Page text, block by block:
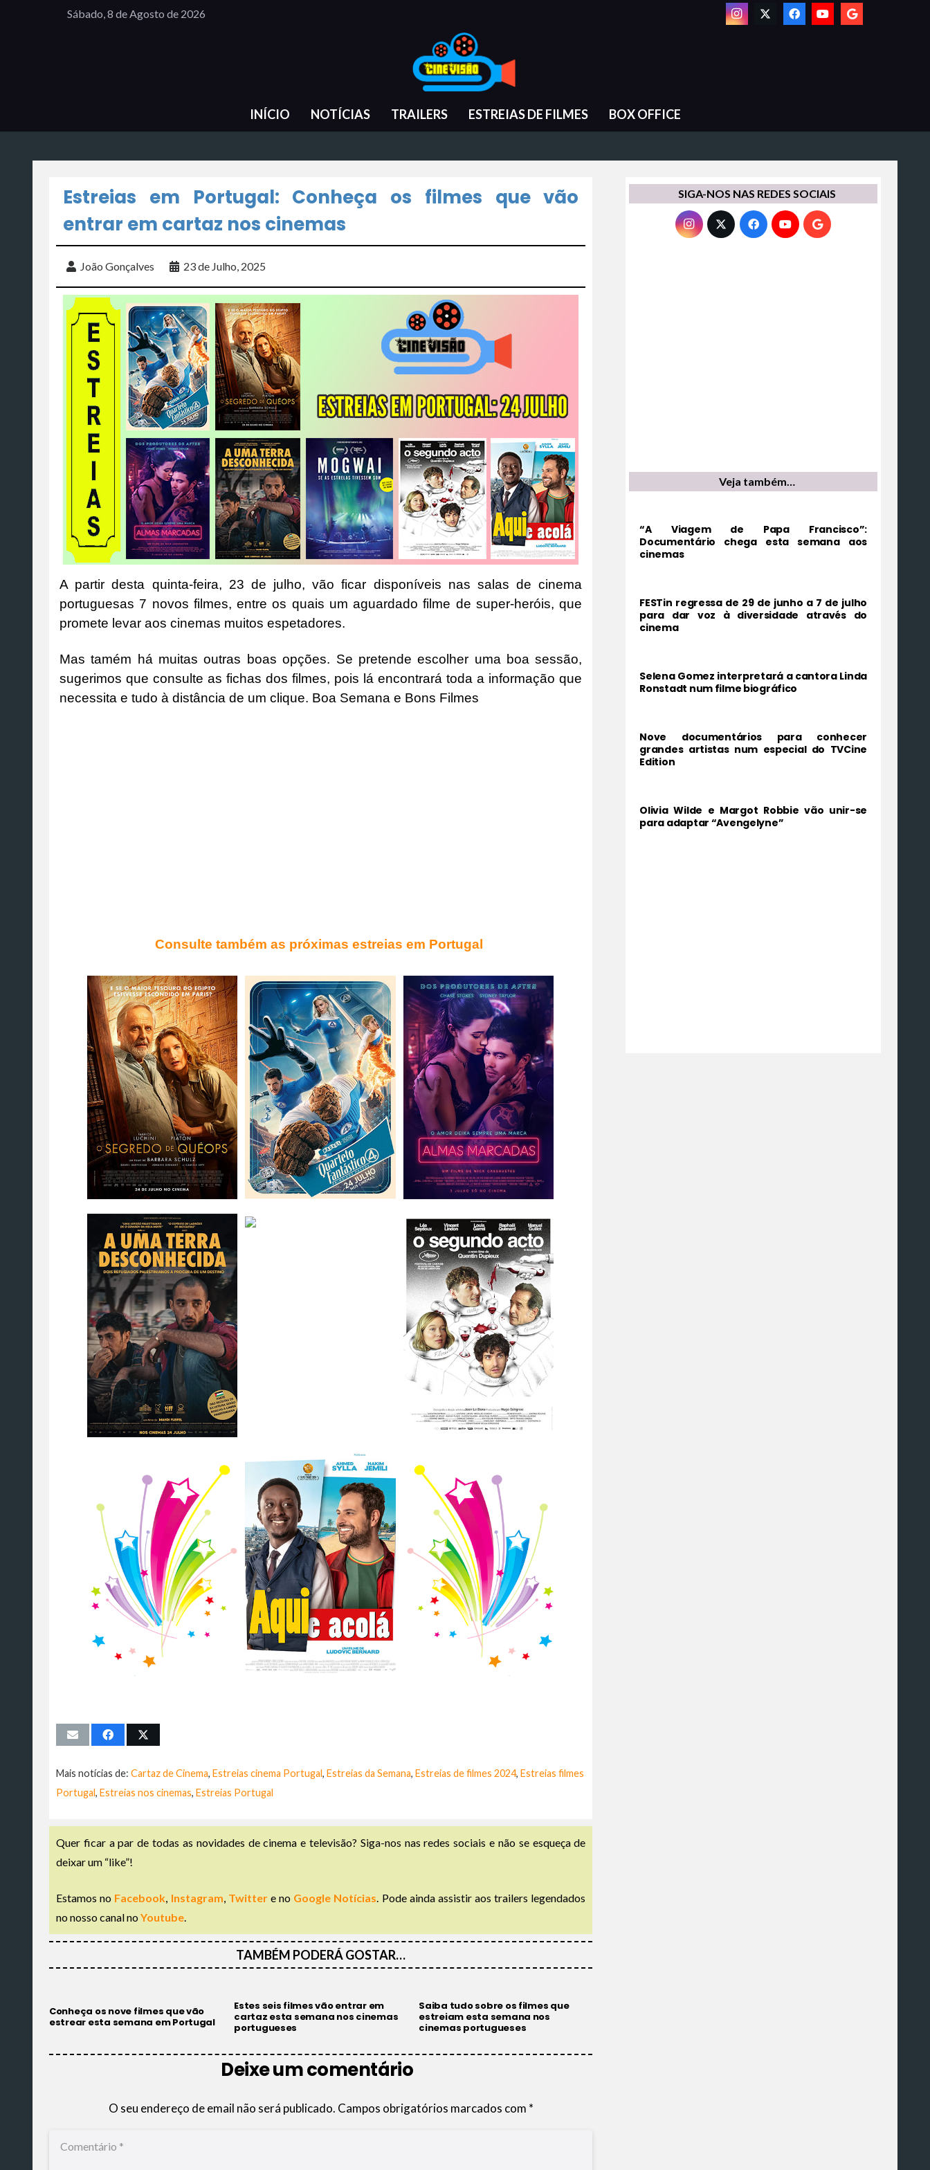
Sábado, 8 de Agosto de 2026
INÍCIO NOTÍCIAS TRAILERS ESTREIAS DE FILMES BOX OFFICE
Estreias em Portugal: Conheça os filmes que vão
entrar em cartaz nos cinemas
João Gonçalves 23 de Julho, 2025
A partir desta quinta-feira, 23 de julho, vão ficar disponíveis nas salas de cinema
portuguesas 7 novos filmes, entre os quais um aguardado filme de super-heróis, que
promete levar aos cinemas muitos espetadores.
Mas tamém há muitas outras boas opções. Se pretende escolher uma boa sessão,
sugerimos que consulte as fichas dos filmes, pois lá encontrará toda a informação que
necessita e tudo à distância de um clique. Boa Semana e Bons Filmes
Consulte também as próximas estreias em Portugal
Mais notícias de: Cartaz de Cinema, Estreias cinema Portugal, Estreias da Semana, Estreias de filmes 2024, Estreias filmes
Portugal, Estreias nos cinemas, Estreias Portugal
Quer ficar a par de todas as novidades de cinema e televisão? Siga-nos nas redes sociais e não se esqueça de
deixar um “like”!
Estamos no Facebook, Instagram, Twittere no Google Notícias. Pode ainda assistir aos trailers legendados
no nosso canal noYoutube.
TAMBÉM PODERÁ GOSTAR…
Conheça os nove filmes que vão
estrear esta semana em Portugal
Estes seis filmes vão entrar em
cartaz esta semana nos cinemas
portugueses
Saiba tudo sobre os filmes que
estreiam esta semana nos
cinemas portugueses
Deixe um comentário
O seu endereço de email não será publicado. Campos obrigatórios marcados com *
SIGA-NOS NAS REDES SOCIAIS
Veja também…
“A Viagem de Papa Francisco”:
Documentário chega esta semana aos
cinemas
FESTin regressa de 29 de junho a 7 de julho
para dar voz à diversidade através do
cinema
Selena Gomez interpretará a cantora Linda
Ronstadt num filme biográfico
Nove documentários para conhecer
grandes artistas num especial do TVCine
Edition
Olivia Wilde e Margot Robbie vão unir-se
para adaptar “Avengelyne”